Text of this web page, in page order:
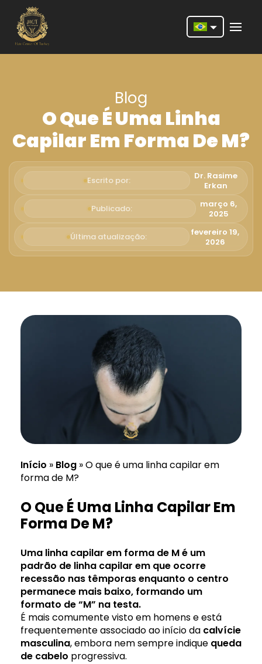
Deutsch
Português
Español
Türkçe
Italiano
Română
Svenska
Blog
O Que É Uma Linha
Capilar Em Forma De M?
Escrito por:
Dr. Rasime
Erkan
Publicado:
março 6,
2025
Última atualização:
fevereiro 19,
2026
Início » Blog »O que é uma linha capilar em
forma de M?
O Que É Uma Linha Capilar Em
Forma De M?
Uma linha capilar em forma de M é um
padrão de linha capilar em que ocorre
recessão nas têmporas enquanto o centro
permanece mais baixo, formando um
formato de “M” na testa.
É mais comumente visto em homens e está
frequentemente associado ao início da calvície
masculina, embora nem sempre indique queda
de cabelo progressiva.